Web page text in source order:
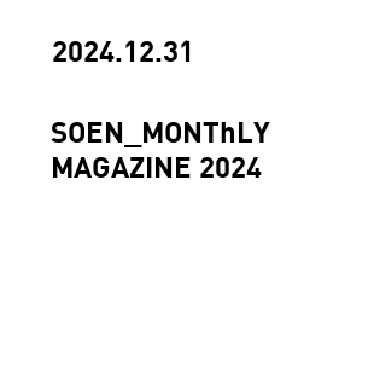
2024.12.31
SOEN_MONThLY
MAGAZINE 2024